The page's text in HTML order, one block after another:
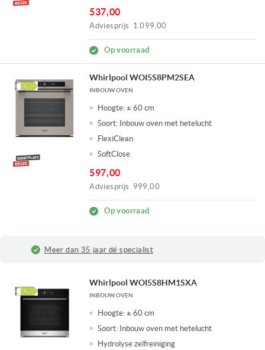
537,00
Adviesprijs 1.099,00
Op voorraad
Whirlpool WOI5S8PM2SEA
INBOUW OVEN
Hoogte: ± 60 cm
Soort: Inbouw oven met hetelucht
FlexiClean
SoftClose
597,00
Adviesprijs 999,00
Op voorraad
Fysieke winkel in Ridderkerk
Whirlpool WOI5S8HM1SXA
INBOUW OVEN
Hoogte: ± 60 cm
Soort: Inbouw oven met hetelucht
Hydrolyse zelfreiniging